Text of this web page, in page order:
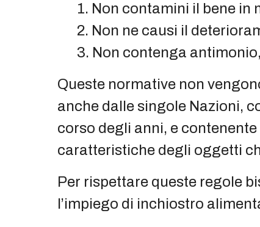
Non contamini il bene in
Non ne causi il
Non contenga
Queste normative non
anche dalle singole Nazioni,
corso degli anni, e
caratteristiche degli oggetti
Per rispettare queste regole
l’impiego di inchiostro